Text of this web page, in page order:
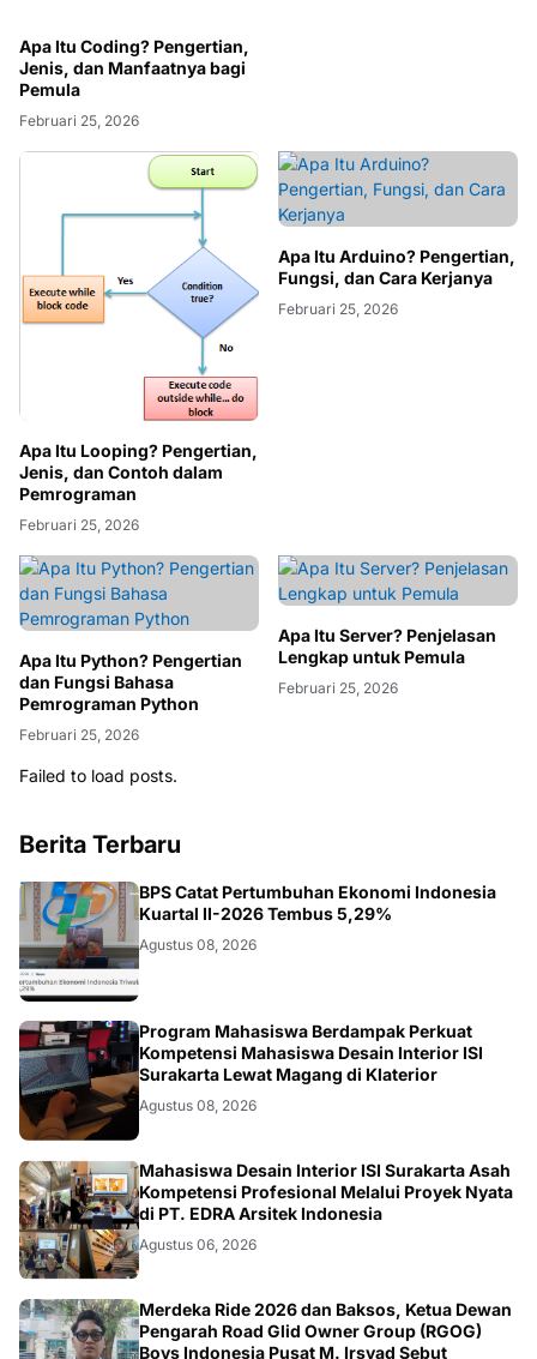
Apa Itu Coding? Pengertian,
Jenis, dan Manfaatnya bagi
Pemula
Februari 25, 2026
Apa Itu Looping? Pengertian,
Jenis, dan Contoh dalam
Pemrograman
Februari 25, 2026
Apa Itu Arduino? Pengertian,
Fungsi, dan Cara Kerjanya
Februari 25, 2026
Apa Itu Python? Pengertian
dan Fungsi Bahasa
Pemrograman Python
Februari 25, 2026
Apa Itu Server? Penjelasan
Lengkap untuk Pemula
Februari 25, 2026
Failed to load posts.
Berita Terbaru
EKONOMI
BPS Catat Pertumbuhan Ekonomi Indonesia
Kuartal II-2026 Tembus 5,29%
Agustus 08, 2026
NASIONAL
Program Mahasiswa Berdampak Perkuat
Kompetensi Mahasiswa Desain Interior ISI
Surakarta Lewat Magang di Klaterior
Agustus 08, 2026
NASIONAL
Mahasiswa Desain Interior ISI Surakarta Asah
Kompetensi Profesional Melalui Proyek Nyata
di PT. EDRA Arsitek Indonesia
Agustus 06, 2026
NASIONAL
Merdeka Ride 2026 dan Baksos, Ketua Dewan
Pengarah Road Glid Owner Group (RGOG)
Boys Indonesia Pusat M. Irsyad Sebut